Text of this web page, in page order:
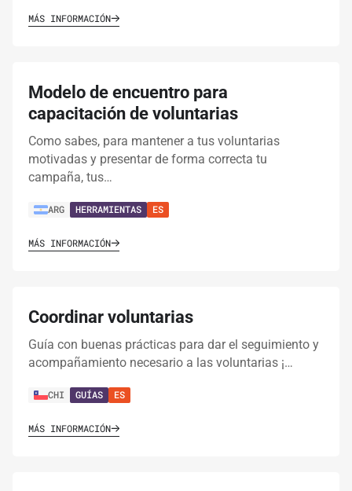
MÁS INFORMACIÓN
Modelo de encuentro para
capacitación de voluntarias
Como sabes, para mantener a tus voluntarias
motivadas y presentar de forma correcta tu
campaña, tus…
ARG HERRAMIENTAS ES
MÁS INFORMACIÓN
Coordinar voluntarias
Guía con buenas prácticas para dar el seguimiento y
acompañamiento necesario a las voluntarias ¡…
CHI GUÍAS ES
MÁS INFORMACIÓN